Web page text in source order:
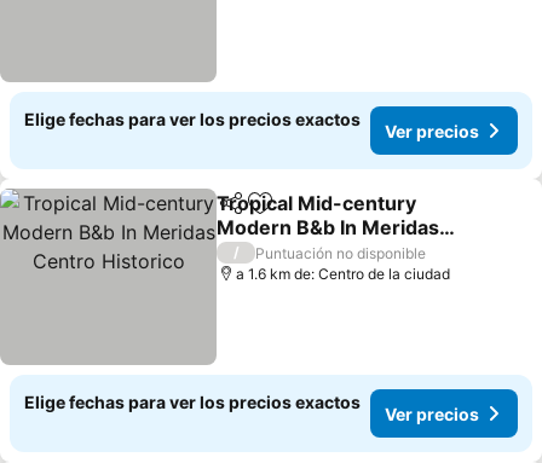
Elige fechas para ver los precios exactos
Ver precios
Compartir
Agregar a favoritos
Tropical Mid-century
Modern B&b In Meridas
Centro Historico
/
Puntuación no disponible
a 1.6 km de: Centro de la ciudad
Elige fechas para ver los precios exactos
Ver precios